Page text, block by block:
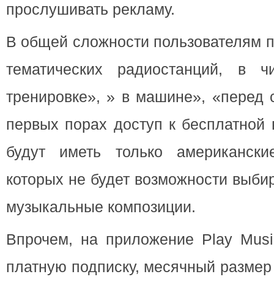
прослушивать рекламу.
В общей сложности пользователям
тематических радиостанций, в
тренировке», » в машине», «перед
первых порах доступ к
будут иметь только
которых не будет возможности
музыкальные композиции.
Впрочем, на приложение Play
платную подписку, месячный размер